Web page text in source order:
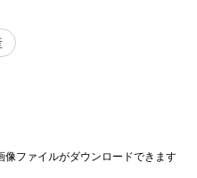
ファイルがダウンロードできます